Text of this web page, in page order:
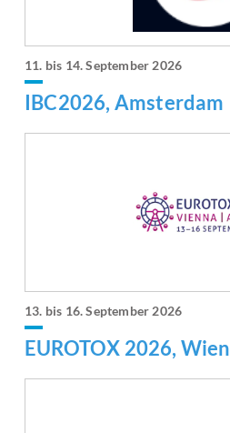
11. bis 14. September 2026
IBC2026, Amsterdam
13. bis 16. September 2026
EUROTOX 2026, Wien